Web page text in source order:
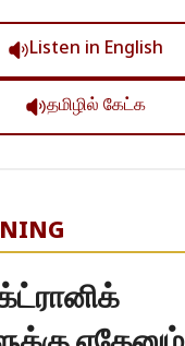
Listen in English
தமிழில் கேட்க